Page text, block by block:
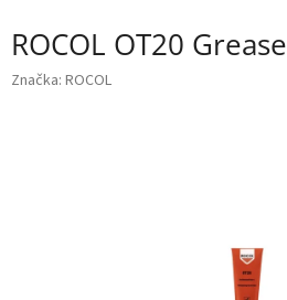
ROCOL OT20 Grease
Značka: ROCOL